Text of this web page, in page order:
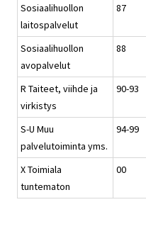
Sosiaalihuollon
laitospalvelut
87
Sosiaalihuollon
avopalvelut
88
R Taiteet, viihde ja
virkistys
90-93
S-U Muu
palvelutoiminta yms.
94-99
X Toimiala
tuntematon
00